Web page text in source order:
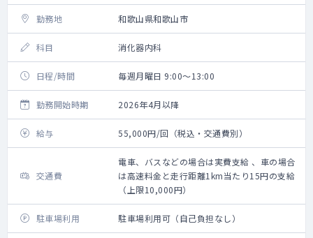
勤務地 和歌山県和歌山市
科目 消化器内科
日程/時間 毎週月曜日 9:00～13:00
勤務開始時期 2026年4月以降
給与 55,000円/回（税込・交通費別）
交通費
電車、バスなどの場合は実費支給 、車の場合
は高速料金と走行距離1km当たり15円の支給
（上限10,000円）
駐車場利用 駐車場利用可（自己負担なし）